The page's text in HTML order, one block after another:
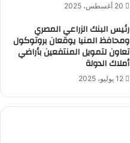
20 أغسطس، 2025
رئيس البنك الزراعي المصري
ومحافظ المنيا يوقعان بروتوكول
تعاون لتمويل المنتفعين بأراضي
أملاك الدولة
12 يوليو، 2025